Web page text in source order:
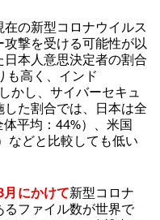
の新型コロナウイルス
撃を受ける可能性が以
本人意思決定者の割合
も高く、インド
かし、サイバーセキュ
た割合では、日本は全
平均：44%）、米国
などと比較しても低い
にかけて新型コロナ
るファイル数が世界で